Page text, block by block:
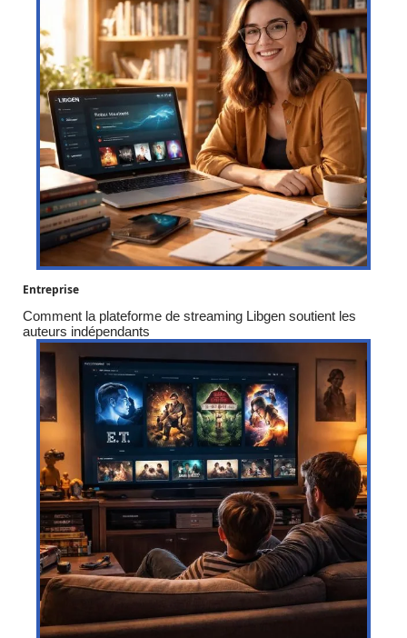
Entreprise
Comment la plateforme de streaming Libgen soutient les
auteurs indépendants